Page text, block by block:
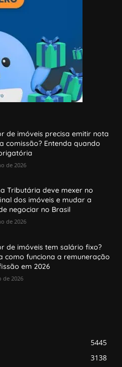
de imóveis precisa emitir nota
comissão? Entenda quando
de 2026
Tributária deve mexer no
dos imóveis e mudar a
negociar no Brasil
de 2026
de imóveis tem salário fixo?
como funciona a remuneração
em 2026
de 2026
5445
3138